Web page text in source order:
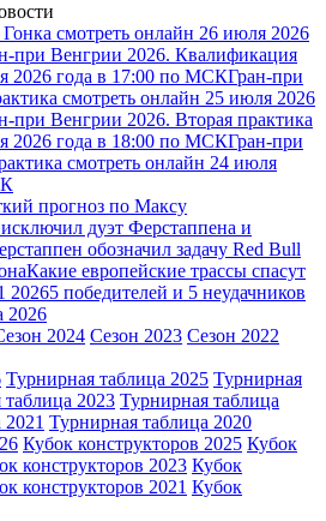
смотреть онлайн 26 июля 2026
при Венгрии 2026. Квалификация
2026 года в 17:00 по МСКГран-при
смотреть онлайн 25 июля 2026
при Венгрии 2026. Вторая практика
2026 года в 18:00 по МСКГран-при
смотреть онлайн 24 июля
прогноз по Максу
дуэт Ферстаппена и
обозначил задачу Red Bull
Какие европейские трассы спасут
20265 победителей и 5 неудачников
2026
2024 Сезон 2023 Сезон 2022
Турнирная таблица 2025 Турнирная
2023 Турнирная таблица
Турнирная таблица 2020
Кубок конструкторов 2025 Кубок
конструкторов 2023 Кубок
конструкторов 2021 Кубок